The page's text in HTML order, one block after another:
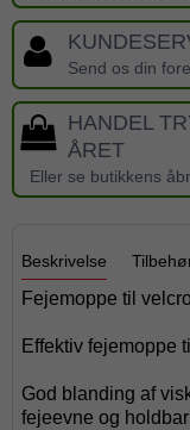
Send os din
HANDEL
ÅRET
Eller se butikkens
Beskrivelse
Fejemoppe til
Effektiv fejemoppe
God blanding af
fejeevne og